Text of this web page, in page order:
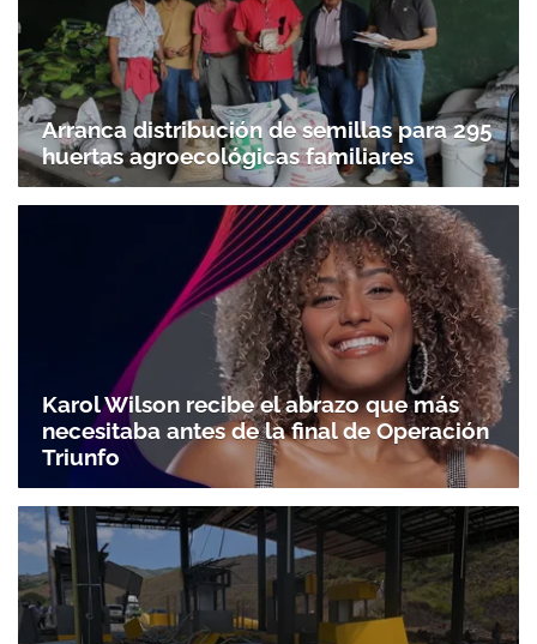
Arranca distribución de semillas para 295
huertas agroecológicas familiares
Karol Wilson recibe el abrazo que más
necesitaba antes de la final de Operación
Triunfo